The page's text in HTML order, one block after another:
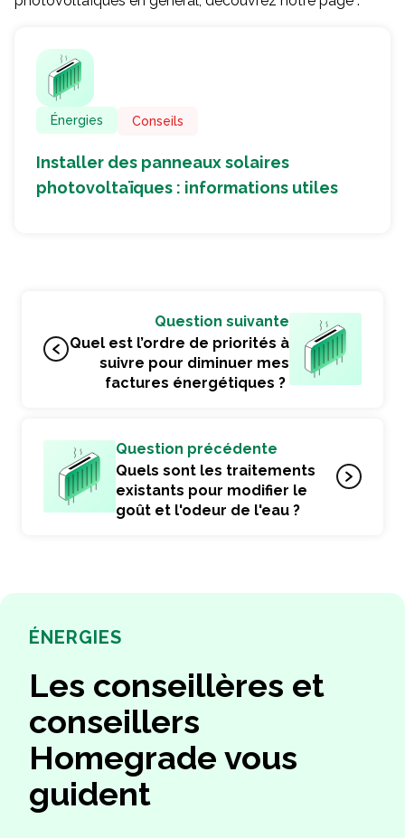
Énergies Conseils
Installer des panneaux solaires
photovoltaïques : informations utiles
Question suivante
Quel est l’ordre de priorités à
suivre pour diminuer mes
factures énergétiques ?
Question précédente
Quels sont les traitements
existants pour modifier le
goût et l'odeur de l'eau ?
ÉNERGIES
Les conseillères et
conseillers
Homegrade vous
guident